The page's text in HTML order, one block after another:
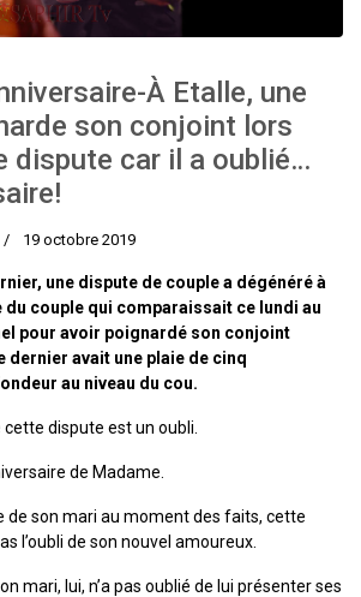
À Etalle, une
son conjoint lors
dispute car il a oublié…
19 octobre 2019
une dispute de couple a dégénéré à
du couple qui comparaissait ce lundi au
pour avoir poignardé son conjoint
dernier avait une plaie de cinq
au niveau du cou.
dispute est un oubli.
de Madame.
de son mari au moment des faits, cette
l’oubli de son nouvel amoureux.
mari, lui, n’a pas oublié de lui présenter ses